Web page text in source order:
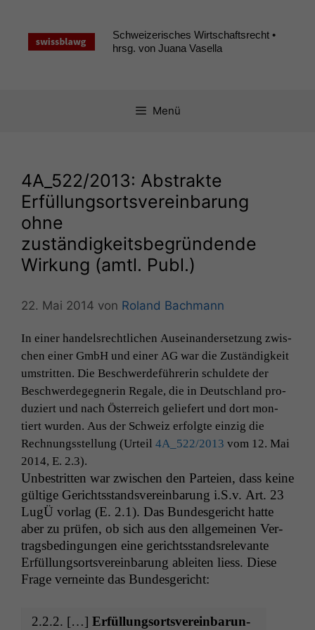
springen
Schweizerisches Wirtschaftsrecht •
hrsg. von Juana Vasella
Menü
4A_522/2013: Abstrakte
Erfüllungsortsvereinbarung
ohne
zuständigkeitsbegründende
Wirkung (amtl. Publ.)
22. Mai 2014 von Roland Bachmann
In ein­er han­del­srechtlichen Auseinan­der­set­zung zwis­
chen ein­er GmbH und ein­er AG war die Zuständigkeit
umstrit­ten. Die Beschw­erde­führerin schuldete der
Beschw­erdegeg­ner­in Regale, die in Deutsch­land pro­
duziert und nach Öster­re­ich geliefert und dort mon­
tiert wur­den. Aus der Schweiz erfol­gte einzig die
Rech­nungsstel­lung (Urteil 4A_522/2013 vom 12. Mai
2014, E. 2.3).
Unbe­strit­ten war zwis­chen den Parteien, dass keine
gültige Gerichts­standsvere­in­barung i.S.v. Art. 23
LugÜ vor­lag (E. 2.1). Das Bun­des­gericht hat­te
aber zu prüfen, ob sich aus den all­ge­meinen Ver­
trags­be­din­gun­gen eine gerichts­stand­srel­e­vante
Erfül­lung­sortsvere­in­barung ableit­en liess. Diese
Frage verneinte das Bundesgericht:
2.2.2. […] Erfül­lung­sortsvere­in­barun­